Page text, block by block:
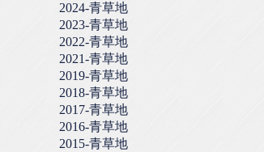
2024-青草地
2023-青草地
2022-青草地
2021-青草地
2019-青草地
2018-青草地
2017-青草地
2016-青草地
2015-青草地